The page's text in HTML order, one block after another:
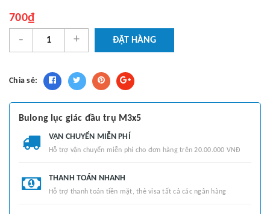
700₫
- + ĐẶT HÀNG
Chia sẻ:
Bulong lục giác đầu trụ M3x5
VẬN CHUYỂN MIỄN PHÍ
Hỗ trợ vận chuyển miễn phí cho đơn hàng trên 20.00.000 VNĐ
THANH TOÁN NHANH
Hỗ trợ thanh toán tiền mặt, thẻ visa tất cả các ngân hàng